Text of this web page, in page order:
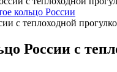
кольцо России
с теплоходной
России с